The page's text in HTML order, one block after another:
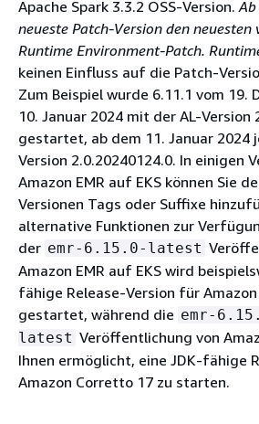
Apache Spark 3.3.2 OSS-Version.
neueste Patch-Version den neuesten
Runtime Environment-Patch.
keinen Einfluss auf die Patch-
Zum Beispiel wurde 6.11.1 vom 19.
10. Januar 2024 mit der AL-Version
gestartet, ab dem 11. Januar 2024
Version 2.0.20240124.0. In einigen
Amazon EMR auf EKS können Sie
Versionen Tags oder Suffixe
alternative Funktionen zur
der emr-6.15.0-latest
Amazon EMR auf EKS wird
fähige Release-Version für
gestartet, während die emr-
latest Veröffentlichung von
Ihnen ermöglicht, eine JDK-fähige
Amazon Corretto 17 zu starten.